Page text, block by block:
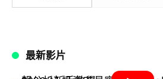
最新影片